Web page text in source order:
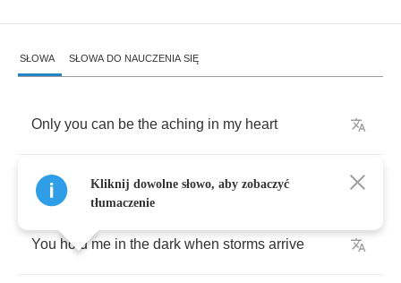
SŁOWA SŁOWA DO NAUCZENIA SIĘ
Only you can be the aching in my heart
My enemy,the only animal I couldn't fight
You hold me in the dark when storms arrive
Kliknij dowolne słowo, aby zobaczyć
tłumaczenie